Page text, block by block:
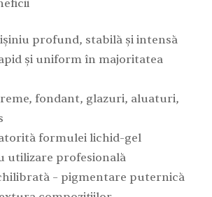
profund, stabilă și intensă
și uniform în majoritatea
fondant, glazuri, aluaturi,
formulei lichid-gel
utilizare profesională
– pigmentare puternică